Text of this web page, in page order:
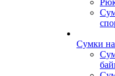
Сумки